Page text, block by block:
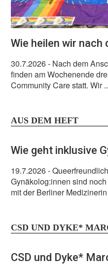
Wie heilen wir nach
30.7.2026- Nach dem
finden am Wochenende
Community Care statt. Wir
AUS DEM HEFT
Wie geht inklusive
19.7.2026-
Gynäkolog:innen sind
mit der Berliner Medizinerin
CSD UND DYKE*
CSD und Dyke*